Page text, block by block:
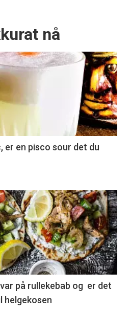
nå
er en pisco sour det du
på rullekebab og er det
helgekosen